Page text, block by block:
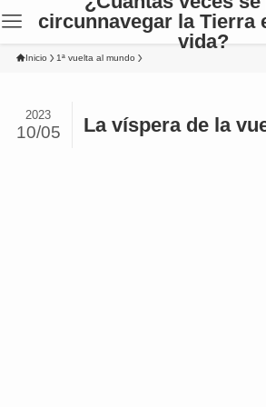
circunnavegar la Tierra
vida?
Inicio 1ª vuelta al mundo
La víspera de la
2023
10/05